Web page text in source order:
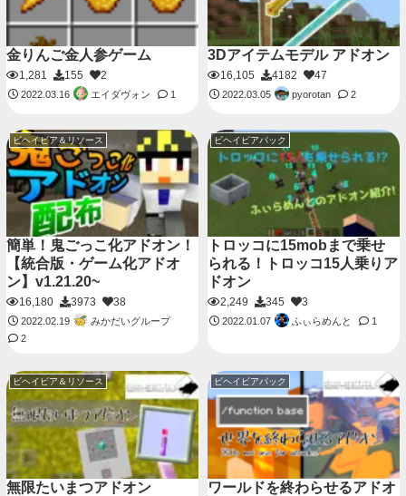
金りんご金人参ゲーム
1,281 155 2
2022.03.16 エイダヴォン 1
3Dアイテムモデル アドオン
16,105 4182 47
2022.03.05 pyorotan 2
ビヘイビア＆リソース
簡単！鬼ごっこ化アドオン！
【統合版・ゲーム化アドオ
ン】v1.21.20~
16,180 3973 38
2022.02.19
みかだいグループ
2
ビヘイビアパック
トロッコに15mobまで乗せ
られる！トロッコ15人乗りア
ドオン
2,249 345 3
2022.01.07 ふぃらめんと 1
ビヘイビア＆リソース
無限たいまつアドオン
ビヘイビアパック
ワールドを終わらせるアドオ